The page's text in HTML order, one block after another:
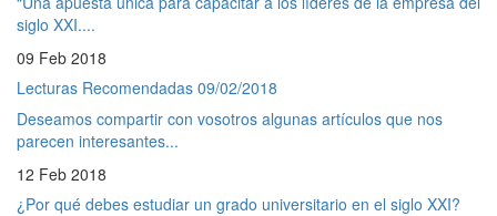
siglo XXI....
09 Feb 2018
Lecturas Recomendadas 09/02/2018
Deseamos compartir con vosotros algunas artículos que nos
parecen interesantes...
12 Feb 2018
¿Por qué debes estudiar un grado universitario en el siglo XXI?